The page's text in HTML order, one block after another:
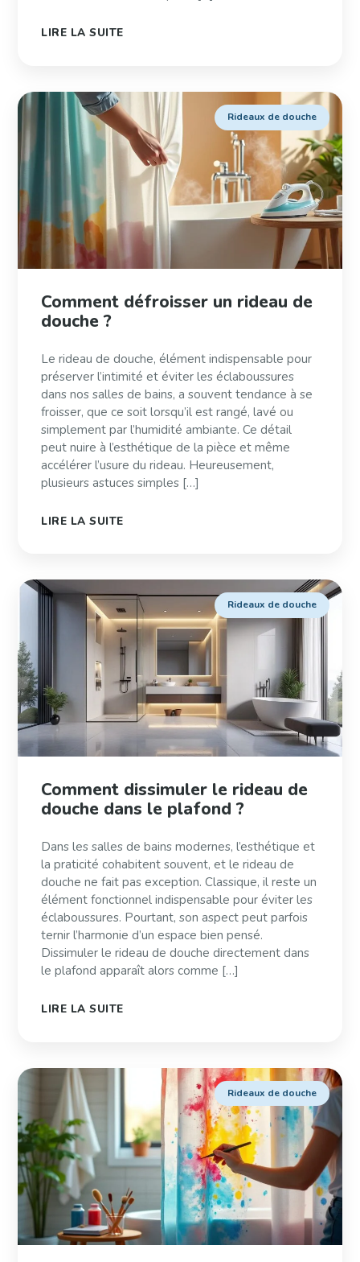
LIRE LA SUITE
Rideaux de douche
Comment défroisser un rideau de
douche ?
Le rideau de douche, élément indispensable pour
préserver l’intimité et éviter les éclaboussures
dans nos salles de bains, a souvent tendance à se
froisser, que ce soit lorsqu’il est rangé, lavé ou
simplement par l’humidité ambiante. Ce détail
peut nuire à l’esthétique de la pièce et même
accélérer l’usure du rideau. Heureusement,
plusieurs astuces simples […]
LIRE LA SUITE
Rideaux de douche
Comment dissimuler le rideau de
douche dans le plafond ?
Dans les salles de bains modernes, l’esthétique et
la praticité cohabitent souvent, et le rideau de
douche ne fait pas exception. Classique, il reste un
élément fonctionnel indispensable pour éviter les
éclaboussures. Pourtant, son aspect peut parfois
ternir l’harmonie d’un espace bien pensé.
Dissimuler le rideau de douche directement dans
le plafond apparaît alors comme […]
LIRE LA SUITE
Rideaux de douche